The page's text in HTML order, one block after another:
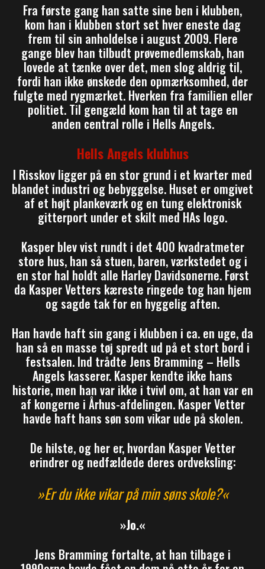
Fra første gang han satte sine ben i klubben,
kom han i klubben stort set hver eneste dag
frem til sin anholdelse i august 2009. Flere
gange blev han tilbudt prøvemedlemskab, han
lovede at tænke over det, men slog aldrig til,
fordi han ikke ønskede den opmærksomhed, der
fulgte med rygmærket. Hverken fra familien eller
politiet. Til gengæld kom han til at tage en
anden central rolle i Hells Angels.
Hells Angels klubhus
I Risskov ligger på en stor grund i et kvarter med
blandet industri og bebyggelse. Huset er omgivet
af et højt plankeværk og en tung elektronisk
gitterport under et skilt med HAs logo.
Kasper blev vist rundt i det 400 kvadratmeter
store hus, han så stuen, baren, værkstedet og i
en stor hal holdt alle Harley Davidsonerne. Først
da Kasper Vetters kæreste ringede tog han hjem
og sagde tak for en hyggelig aften.
Han havde haft sin gang i klubben i ca. en uge, da
han så en masse tøj spredt ud på et stort bord i
festsalen. Ind trådte Jens Bramming – Hells
Angels kasserer. Kasper kendte ikke hans
historie, men han var ikke i tvivl om, at han var en
af kongerne i Århus-afdelingen. Kasper Vetter
havde haft hans søn som vikar ude på skolen.
De hilste, og her er, hvordan Kasper Vetter
erindrer og nedfældede deres ordveksling:
»Er du ikke vikar på min søns skole?«
»Jo.«
Jens Bramming fortalte, at han tilbage i